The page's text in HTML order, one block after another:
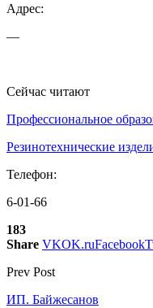
Адрес:
—
Сейчас читают
Профессиональное
Резинотехнические
Телефон:
6-01-66
183
Share VKOK.ruFacebook
Prev Post
ИП. Байжесанов